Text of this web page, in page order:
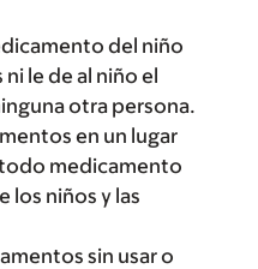
del niño
le de al niño el
otra persona.
en un lugar
medicamento
los niños y las
sin usar o